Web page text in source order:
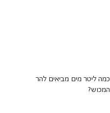
כמה ליטר מים מביאים להר
המכוש?